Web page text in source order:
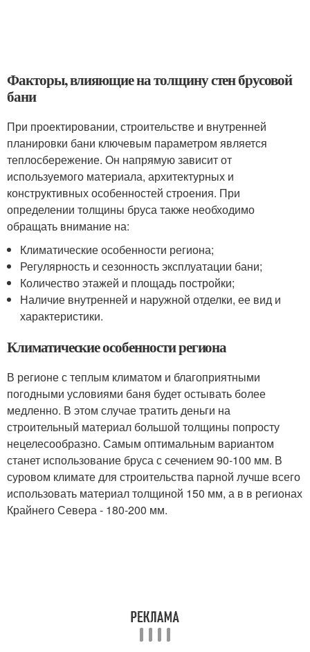
Факторы, влияющие на толщину стен брусовой
бани
При проектировании, строительстве и внутренней
планировки бани ключевым параметром является
теплосбережение. Он напрямую зависит от
используемого материала, архитектурных и
конструктивных особенностей строения. При
определении толщины бруса также необходимо
обращать внимание на:
Климатические особенности региона;
Регулярность и сезонность эксплуатации бани;
Количество этажей и площадь постройки;
Наличие внутренней и наружной отделки, ее вид и
характеристики.
Климатические особенности региона
В регионе с теплым климатом и благоприятными
погодными условиями баня будет остывать более
медленно. В этом случае тратить деньги на
строительный материал большой толщины попросту
нецелесообразно. Самым оптимальным вариантом
станет использование бруса с сечением 90-100 мм. В
суровом климате для строительства парной лучше всего
использовать материал толщиной 150 мм, а в в регионах
Крайнего Севера - 180-200 мм.